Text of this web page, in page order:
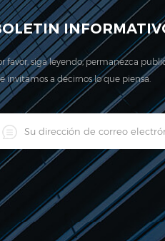
favor, siga leyendo, permanezca
invitamos a decirnos lo que piensa.